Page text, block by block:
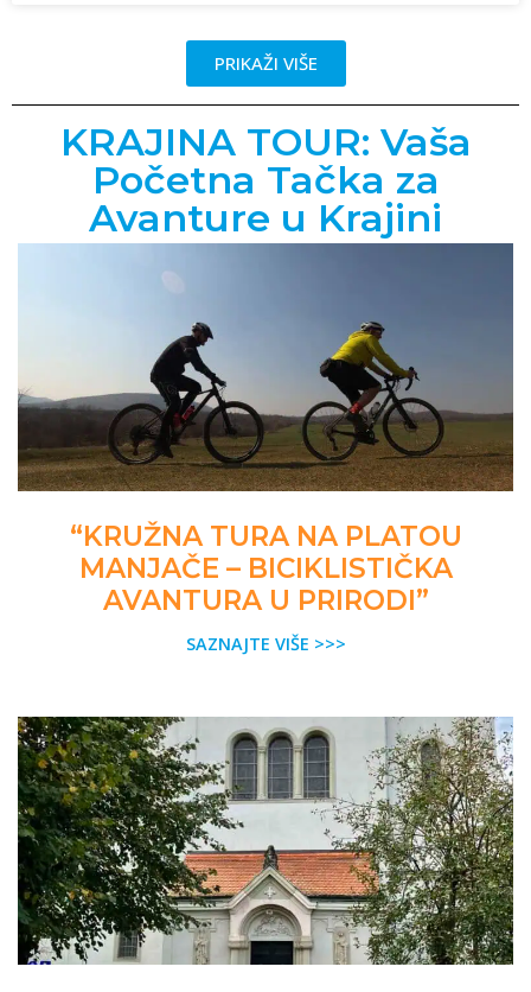
PRIKAŽI VIŠE
KRAJINA TOUR: Vaša
Početna Tačka za
Avanture u Krajini
“KRUŽNA TURA NA PLATOU
MANJAČE – BICIKLISTIČKA
AVANTURA U PRIRODI”
SAZNAJTE VIŠE >>>